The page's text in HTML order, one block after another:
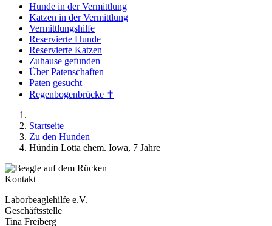
Hunde in der Vermittlung
Katzen in der Vermittlung
Vermittlungshilfe
Reservierte Hunde
Reservierte Katzen
Zuhause gefunden
Über Patenschaften
Paten gesucht
Regenbogenbrücke ✝
Startseite
Zu den Hunden
Hündin Lotta ehem. Iowa, 7 Jahre
Kontakt
Laborbeaglehilfe e.V.
Geschäftsstelle
Tina Freiberg